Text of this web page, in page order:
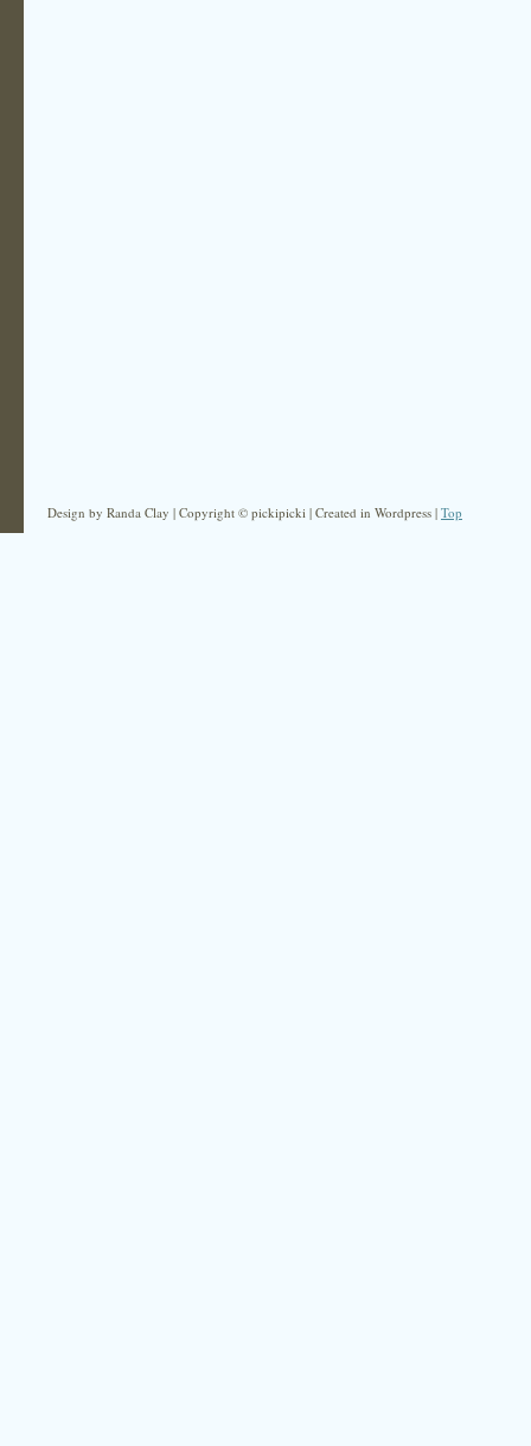
Design by Randa Clay | Copyright © pickipicki | Created in Wordpress | Top